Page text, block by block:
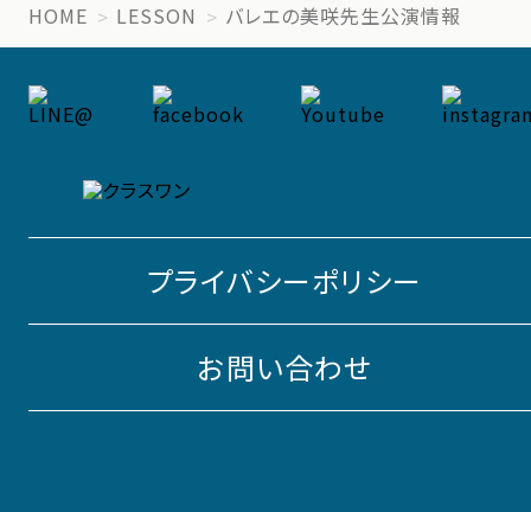
HOME LESSON バレエの美咲先生公演情報
プライバシーポリシー
お問い合わせ